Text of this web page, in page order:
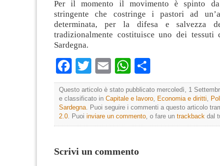
Per il momento il movimento è spinto da
stringente che costringe i pastori ad
determinata, per la difesa e salvezza
tradizionalmente costituisce uno dei tessuti
Sardegna.
Facebook
TwitterEmailWhatsApp
Questo articolo è stato pubblicato mercoledì, 1
e classificato in Capitale e lavoro Economia e diritti
Sardegna . Puoi seguire i commenti a questo articolo
2.0 . Puoi inviare un commento , o fare un trackback dal
Scrivi un commento